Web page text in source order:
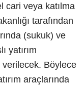
cari veya katılma
tarafından
(sukuk) ve
yatırım
verilecek. Böylece
araçlarında